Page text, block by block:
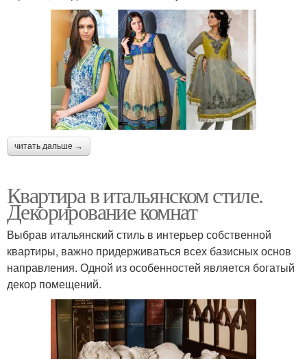
читать дальше →
Квартира в итальянском стиле.
Декорирование комнат
Выбрав итальянский стиль в интерьер собственной
квартиры, важно придерживаться всех базисных основ
направления. Одной из особенностей является богатый
декор помещений.